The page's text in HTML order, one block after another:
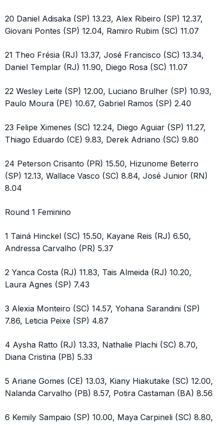
20 Daniel Adisaka (SP) 13.23, Alex Ribeiro (SP) 12.37,
Giovani Pontes (SP) 12.04, Ramiro Rubim (SC) 11.07
21 Theo Frésia (RJ) 13.37, José Francisco (SC) 13.34,
Daniel Templar (RJ) 11.90, Diego Rosa (SC) 11.07
22 Wesley Leite (SP) 12.00, Luciano Brulher (SP) 10.93,
Paulo Moura (PE) 10.67, Gabriel Ramos (SP) 2.40
23 Felipe Ximenes (SC) 12.24, Diego Aguiar (SP) 11.27,
Thiago Eduardo (CE) 9.83, Derek Adriano (SC) 9.80
24 Peterson Crisanto (PR) 15.50, Hizunome Beterro
(SP) 12.13, Wallace Vasco (SC) 8.84, José Junior (RN)
8.04
Round 1 Feminino
1 Tainá Hinckel (SC) 15.50, Kayane Reis (RJ) 6.50,
Andressa Carvalho (PR) 5.37
2 Yanca Costa (RJ) 11.83, Tais Almeida (RJ) 10.20,
Laura Agnes (SP) 7.43
3 Alexia Monteiro (SC) 14.57, Yohana Sarandini (SP)
7.86, Leticia Peixe (SP) 4.87
4 Aysha Ratto (RJ) 13.33, Nathalie Plachi (SC) 8.70,
Diana Cristina (PB) 5.33
5 Ariane Gomes (CE) 13.03, Kiany Hiakutake (SC) 12.00,
Nalanda Carvalho (PB) 8.57, Potira Castaman (BA) 8.56
6 Kemily Sampaio (SP) 10.00, Maya Carpineli (SC) 8.80,